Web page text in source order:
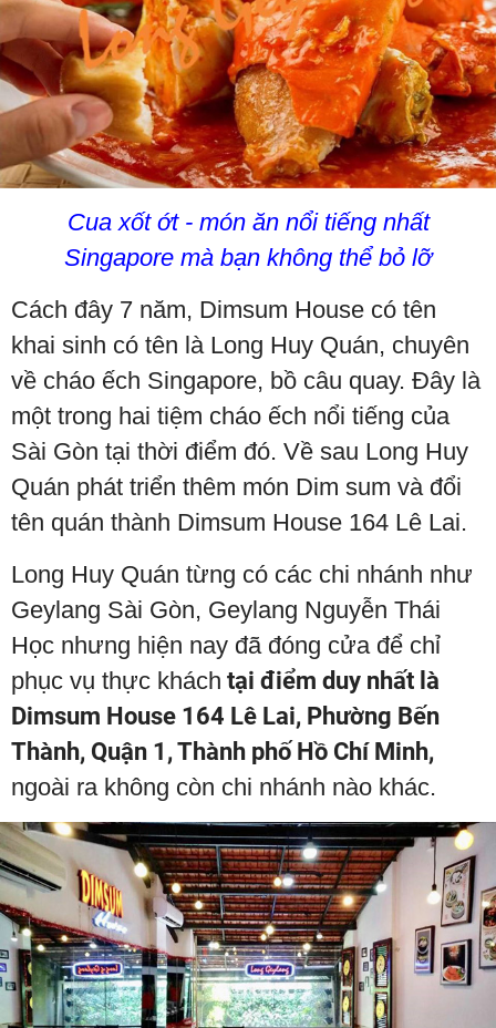
Cua xốt ớt - món ăn nổi tiếng nhất
Singapore mà bạn không thể bỏ lỡ
Cách đây 7 năm, Dimsum House có tên
khai sinh có tên là Long Huy Quán, chuyên
về cháo ếch Singapore, bồ câu quay. Đây là
một trong hai tiệm cháo ếch nổi tiếng của
Sài Gòn tại thời điểm đó. Về sau Long Huy
Quán phát triển thêm món Dim sum và đổi
tên quán thành Dimsum House 164 Lê Lai.
Long Huy Quán từng có các chi nhánh như
Geylang Sài Gòn, Geylang Nguyễn Thái
Học nhưng hiện nay đã đóng cửa để chỉ
phục vụ thực khách tại điểm duy nhất là
Dimsum House 164 Lê Lai, Phường Bến
Thành, Quận 1, Thành phố Hồ Chí Minh,
ngoài ra không còn chi nhánh nào khác.